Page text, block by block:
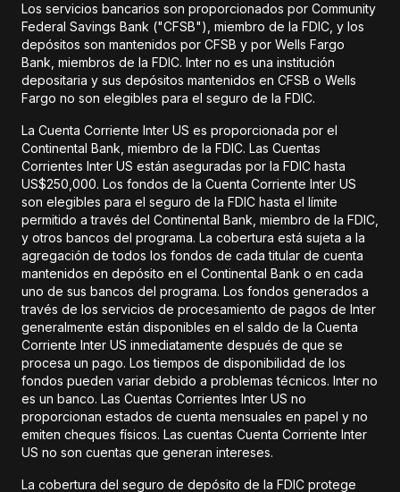
Los servicios bancarios son proporcionados por Community
Federal Savings Bank ("CFSB"), miembro de la FDIC, y los
depósitos son mantenidos por CFSB y por Wells Fargo
Bank, miembros de la FDIC. Inter no es una institución
depositaria y sus depósitos mantenidos en CFSB o Wells
Fargo no son elegibles para el seguro de la FDIC.
La Cuenta Corriente Inter US es proporcionada por el
Continental Bank, miembro de la FDIC. Las Cuentas
Corrientes Inter US están aseguradas por la FDIC hasta
US$250,000. Los fondos de la Cuenta Corriente Inter US
son elegibles para el seguro de la FDIC hasta el límite
permitido a través del Continental Bank, miembro de la FDIC,
y otros bancos del programa. La cobertura está sujeta a la
agregación de todos los fondos de cada titular de cuenta
mantenidos en depósito en el Continental Bank o en cada
uno de sus bancos del programa. Los fondos generados a
través de los servicios de procesamiento de pagos de Inter
generalmente están disponibles en el saldo de la Cuenta
Corriente Inter US inmediatamente después de que se
procesa un pago. Los tiempos de disponibilidad de los
fondos pueden variar debido a problemas técnicos. Inter no
es un banco. Las Cuentas Corrientes Inter US no
proporcionan estados de cuenta mensuales en papel y no
emiten cheques físicos. Las cuentas Cuenta Corriente Inter
US no son cuentas que generan intereses.
La cobertura del seguro de depósito de la FDIC protege